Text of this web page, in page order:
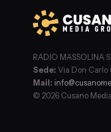
RADIO MASSOLINA
Sede: Via Don Carlo
Mail:
© 2026 Cusano